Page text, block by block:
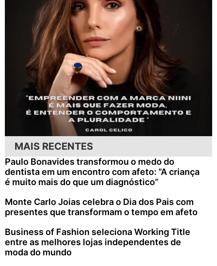
MAIS RECENTES
Paulo Bonavides transformou o medo do
dentista em um encontro com afeto: “A criança
é muito mais do que um diagnóstico”
Monte Carlo Joias celebra o Dia dos Pais com
presentes que transformam o tempo em afeto
Business of Fashion seleciona Working Title
entre as melhores lojas independentes de
moda do mundo